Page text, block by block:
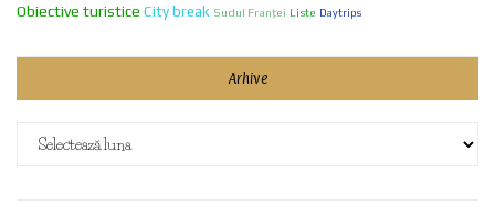
Obiective turistice City break Sudul Franței Liste Daytrips
Arhive